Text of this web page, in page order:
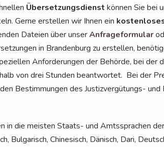
Über­set­zungs­dienst kön­nen Sie bei
Ger­ne erstel­len wir Ihnen ein
Datei­en über unserAnfra­ge­for­mu­lar
in Bran­den­burg zu erstel­len,
Anfor­de­run­gen der Behör­de, bei
von drei Stun­den beant­wor­tet. Bei der
Bestim­mun­gen des Jus­tiz­ver­gü­tungs-
die meis­ten Staats- und Amts­spra­chen
Bul­ga­risch, Chi­ne­sisch, Dänisch, Dari,